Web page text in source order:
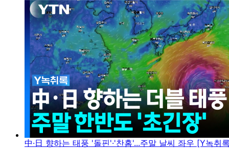
中·日 향하는 태풍 '돌핀'·'찬홈'...주말 날씨 좌우 [Y녹취